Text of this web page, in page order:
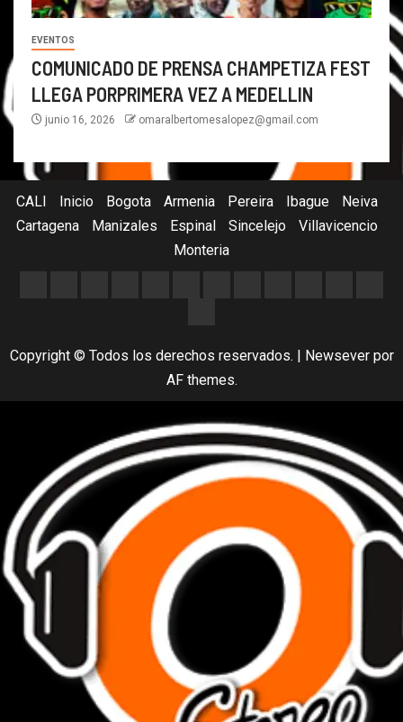
EVENTOS
COMUNICADO DE PRENSA CHAMPETIZA FEST
LLEGA PORPRIMERA VEZ A MEDELLIN
junio 16, 2026 omaralbertomesalopez@gmail.com
CALI Inicio Bogota Armenia Pereira Ibague
Neiva
Cartagena
Manizales Espinal Sincelejo
Villavicencio
Monteria
Copyright © Todos los derechos reservados. | Newseverpor
AF themes.